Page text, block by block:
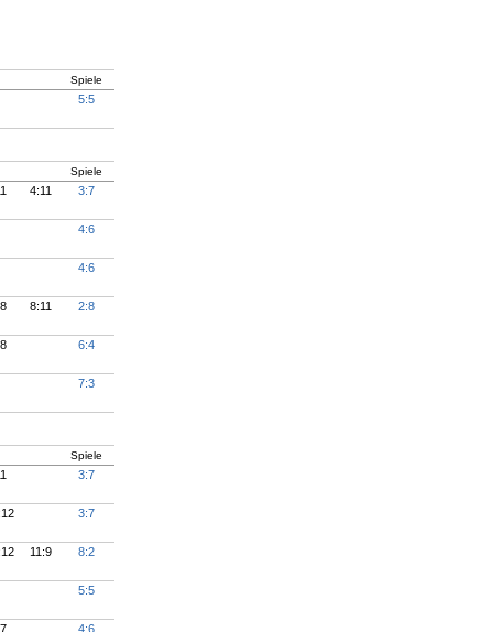
Spiele
5:5
Spiele
4:11 3:7
4:6
4:6
8:11 2:8
6:4
7:3
Spiele
3:7
3:7
11:9 8:2
5:5
4:6